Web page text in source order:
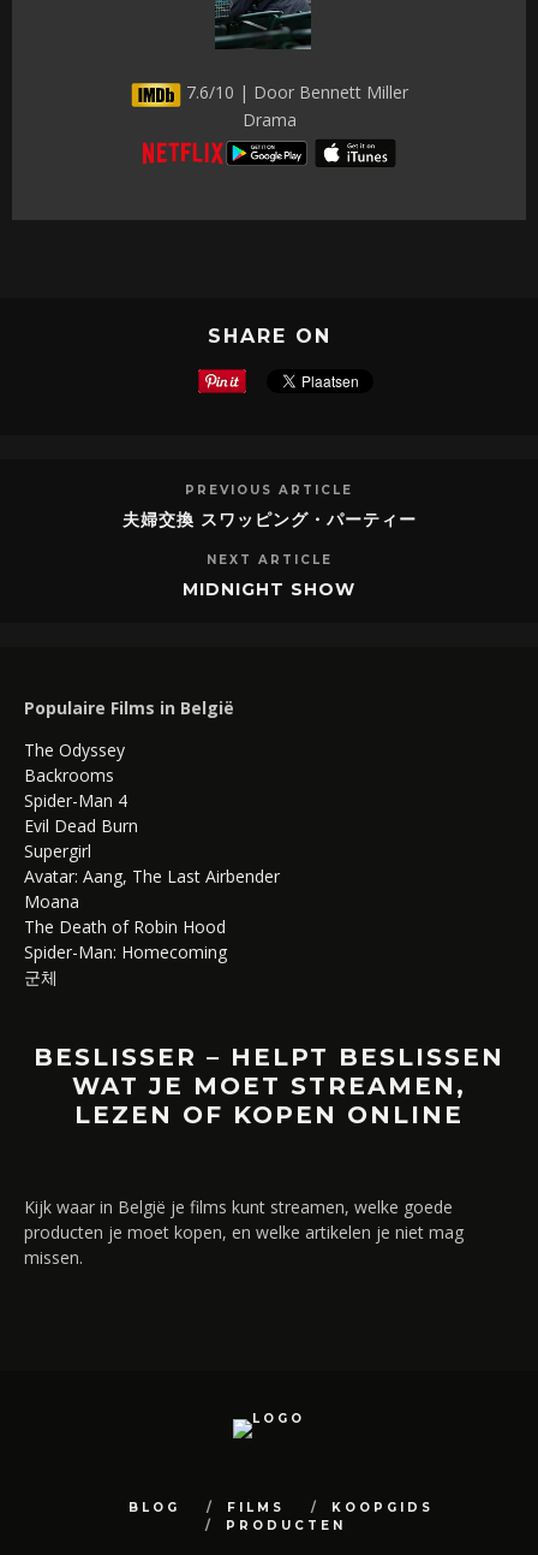
7.6/10 | Door Bennett Miller
Drama
SHARE ON
PREVIOUS ARTICLE
夫婦交換 スワッピング・パーティー
NEXT ARTICLE
MIDNIGHT SHOW
Populaire Films in België
The Odyssey
Backrooms
Spider-Man 4
Evil Dead Burn
Supergirl
Avatar: Aang, The Last Airbender
Moana
The Death of Robin Hood
Spider-Man: Homecoming
군체
BESLISSER – HELPT BESLISSEN
WAT JE MOET STREAMEN,
LEZEN OF KOPEN ONLINE
Kijk waar in België je films kunt streamen, welke goede
producten je moet kopen, en welke artikelen je niet mag
missen.
BLOG FILMS
KOOPGIDS
PRODUCTEN